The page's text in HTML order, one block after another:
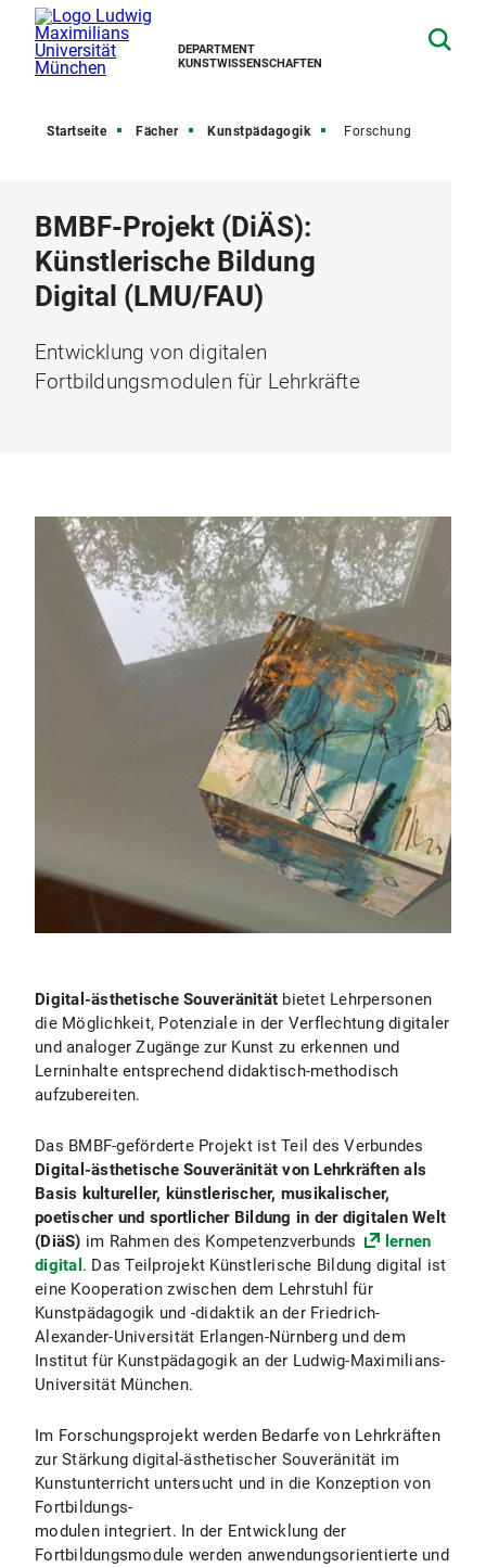
DEPARTMENT
KUNSTWISSENSCHAFTEN
Startseite Fächer Kunstpädagogik Forschung
BMBF-Projekt (DiÄS):
Künstlerische Bildung
Digital (LMU/FAU)
Entwicklung von digitalen
Fortbildungsmodulen für Lehrkräfte
Digital-ästhetische Souveränität bietet Lehrpersonen
die Möglichkeit, Potenziale in der Verflechtung digitaler
und analoger Zugänge zur Kunst zu erkennen und
Lerninhalte entsprechend didaktisch-methodisch
aufzubereiten.
Das BMBF-geförderte Projekt ist Teil des Verbundes
Digital-ästhetische Souveränität von Lehrkräften als
Basis kultureller, künstlerischer, musikalischer,
poetischer und sportlicher Bildung in der digitalen Welt
(DiäS) im Rahmen des Kompetenzverbunds
lernen
digital . Das Teilprojekt Künstlerische Bildung digital ist
eine Kooperation zwischen dem Lehrstuhl für
Kunstpädagogik und -didaktik an der Friedrich-
Alexander-Universität Erlangen-Nürnberg und dem
Institut für Kunstpädagogik an der Ludwig-Maximilians-
Universität München.
Im Forschungsprojekt werden Bedarfe von Lehrkräften
zur Stärkung digital-ästhetischer Souveränität im
Kunstunterricht untersucht und in die Konzeption von
Fortbildungs-
modulen integriert. In der Entwicklung der
Fortbildungsmodule werden anwendungsorientierte und